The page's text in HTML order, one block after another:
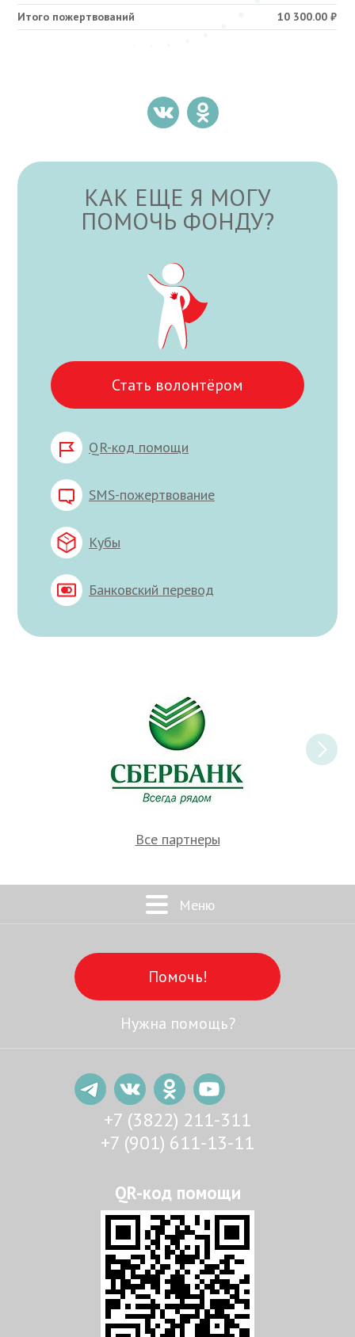
Итого пожертвований 10 300.00₽
КАК ЕЩЕ Я МОГУ
ПОМОЧЬ ФОНДУ?
Стать волонтёром
QR-код помощи
SMS-пожертвование
Кубы
Банковский перевод
Все партнеры
Меню
Помочь!
Нужна помощь?
+7 (3822) 211-311
+7 (901) 611-13-11